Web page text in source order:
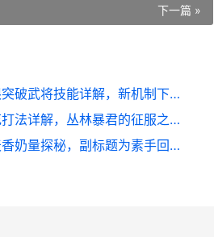
下一篇 »
三国杀移动版界限突破武将技能详解，新机制下的策略博弈
泰拉瑞亚世纪之花打法详解，丛林暴君的征服之路
天涯明月刀手游天香奶量探秘，副标题为素手回春论治疗之道